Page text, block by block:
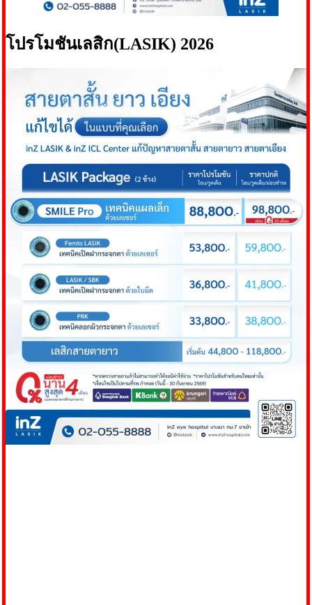
โปรโมชันเลสิก(LASIK) 2026